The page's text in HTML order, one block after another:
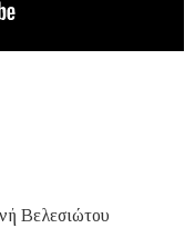
Βελεσιώτου